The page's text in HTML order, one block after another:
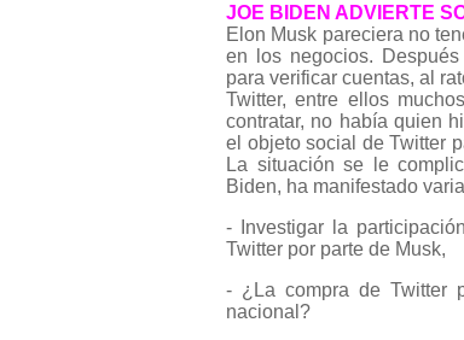
JOE BIDEN ADVIERTE
Elon Musk pareciera no
en los negocios.
para verificar cuentas, al
Twitter, entre ellos
contratar, no había quien
el objeto social de Twitter
La situación se le
Biden, ha manifestado
- Investigar la
Twitter por parte de Musk,
- ¿La compra de Twitter
nacional?